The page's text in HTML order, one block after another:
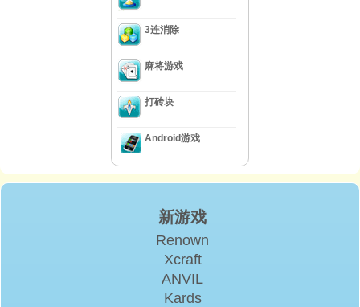
3连消除
麻将游戏
打砖块
Android游戏
新游戏
Renown
Xcraft
ANVIL
Kards